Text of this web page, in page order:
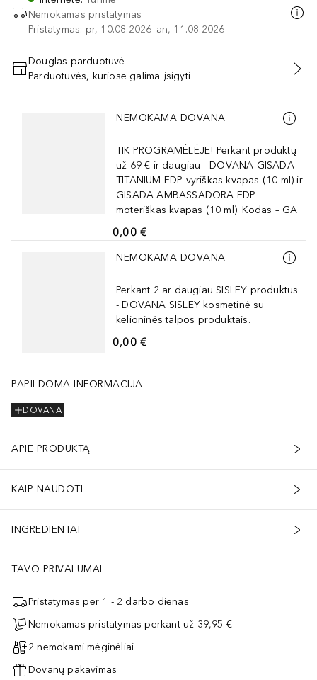
Nemokamas pristatymas
Pristatymas: pr, 10.08.2026–an, 11.08.2026
PRIDĖTI Į KREPŠELĮ
Douglas parduotuvė
Parduotuvės, kuriose galima įsigyti
Praleisti slankiklį
NEMOKAMA DOVANA
TIK PROGRAMĖLĖJE! Perkant produktų
už 69 € ir daugiau - DOVANA GISADA
TITANIUM EDP vyriškas kvapas (10 ml) ir
GISADA AMBASSADORA EDP
moteriškas kvapas (10 ml). Kodas – GA
0,00 €
Praleisti slankiklį
NEMOKAMA DOVANA
Perkant 2 ar daugiau SISLEY produktus
- DOVANA SISLEY kosmetinė su
kelioninės talpos produktais.
0,00 €
PAPILDOMA INFORMACIJA
DOVANA
APIE PRODUKTĄ
KAIP NAUDOTI
INGREDIENTAI
TAVO PRIVALUMAI
Pristatymas per 1 - 2 darbo dienas
Nemokamas pristatymas perkant už 39,95 €
2 nemokami mėginėliai
Dovanų pakavimas